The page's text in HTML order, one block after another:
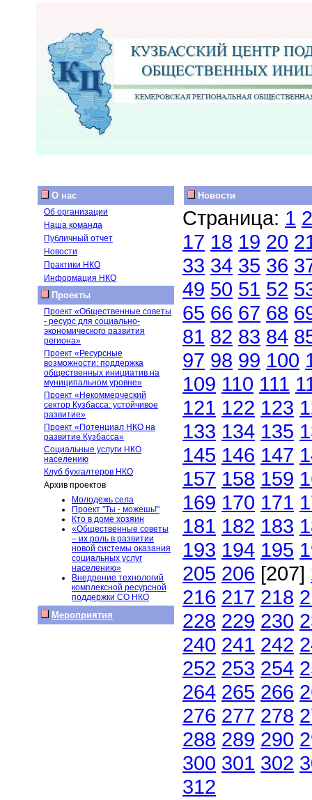
О нас
Об организации
Наша команда
Публичный отчет
Новости
Практики НКО
Информация НКО
Проекты
Проект «Общественные советы
- ресурс для социально-
экономического развития
региона»
Проект «Ресурсные
возможности: поддержка
общественных инициатив на
муниципальном уровне»
Проект «Некоммерческий
сектор Кузбасса: устойчивое
развитие»
Проект «Потенциал НКО на
развитие Кузбасса»
Социальные услуги НКО
населению
Клуб бухгалтеров НКО
Архив проектов
Молодежь села
Проект "Ты - можешь!"
Кто в доме хозяин
«Общественные советы
– их роль в развитии
новой системы оказания
социальных услуг
населению»
Внедрение технологий
комплексной ресурсной
поддержки СО НКО
Мероприятия
Новости
Страница: 1 2
17 18 19 20
33 34 35 36
49 50 51 52
65 66 67 68
81 82 83 84
97 98 99 100
109 110 111
121 122 123
133 134 135
145 146 147
157 158 159
169 170 171
181 182 183
193 194 195
205 206 [207]
216 217 218
228 229 230
240 241 242
252 253 254
264 265 266
276 277 278
288 289 290
300 301 302
312